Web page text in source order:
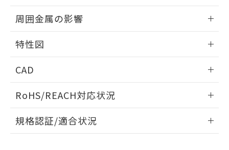
出力段回路図
相互干渉
A: 40mm以上、B: 30mm以上
周囲金属の影響
周囲金属の影響
特性図
検出物体の大きさと材質による影響
CAD
ドすることができます。
ログイン/会員登録
RoHS/REACH対応状況
EU RoHS 注意事項・凡例
規格認証/適合状況
物質の対応では、対応完了までの期間は出
荷製品に未対応品が混在することから備考
欄に対応日を記載しておりました。
既に当社にて対応品への在庫切替を完了
していることから、特段のことがない限